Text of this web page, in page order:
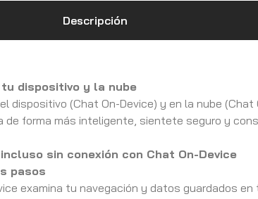
Descripción
dispositivo y la nube
dispositivo (Chat On-Device) y en la nube
de forma más inteligente, sientete seguro y
sin conexión con Chat On-Device
pasos
examina tu navegación y datos guardados